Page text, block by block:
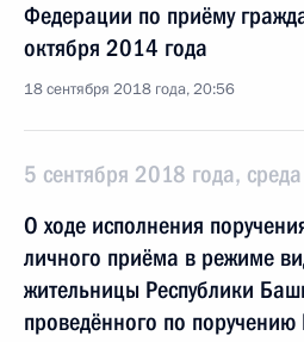
Федерации по приёму
октября 2014 года
18 сентября 2018 года, 20:56
5 сентября 2018 года, среда
О ходе исполнения
личного приёма в режиме
жительницы Республики
проведённого по поручению